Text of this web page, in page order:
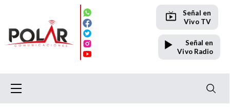
Señal en
Vivo TV
Señal en
Vivo Radio